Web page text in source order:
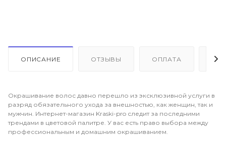
ОПИСАНИЕ ОТЗЫВЫ ОПЛАТА
Окрашивание волос давно перешло из эксклюзивной услуги в
разряд обязательного ухода за внешностью, как женщин, так и
мужчин. Интернет-магазин Kraski-pro следит за последними
трендами в цветовой палитре. У вас есть право выбора между
профессиональным и домашним окрашиванием.